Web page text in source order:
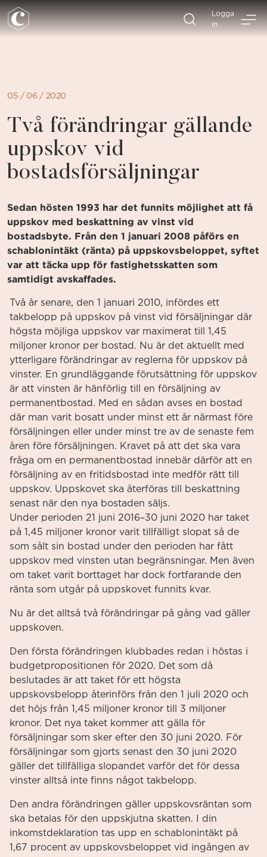
Direkt
till
sidans
Logga
in
05 / 06 / 2020
Två förändringar gällande
uppskov vid
bostadsförsäljningar
Sedan hösten 1993 har det funnits möjlighet att få
uppskov med beskattning av vinst vid
bostadsbyte. Från den 1 januari 2008 påförs en
schablonintäkt (ränta) på uppskovsbeloppet, syftet
var att täcka upp för fastighetsskatten som
samtidigt avskaffades.
Två år senare, den 1 januari 2010, infördes ett
takbelopp på uppskov på vinst vid försäljningar där
högsta möjliga uppskov var maximerat till 1,45
miljoner kronor per bostad. Nu är det aktuellt med
ytterligare förändringar av reglerna för uppskov på
vinster. En grundläggande förutsättning för uppskov
är att vinsten är hänförlig till en försäljning av
permanentbostad. Med en sådan avses en bostad
där man varit bosatt under minst ett år närmast före
försäljningen eller under minst tre av de senaste fem
åren före försäljningen. Kravet på att det ska vara
fråga om en permanentbostad innebär därför att en
försäljning av en fritidsbostad inte medför rätt till
uppskov. Uppskovet ska återföras till beskattning
senast när den nya bostaden säljs.
Under perioden 21 juni 2016–30 juni 2020 har taket
på 1,45 miljoner kronor varit tillfälligt slopat så de
som sålt sin bostad under den perioden har fått
uppskov med vinsten utan begränsningar. Men även
om taket varit borttaget har dock fortfarande den
ränta som utgår på uppskovet funnits kvar.
Nu är det alltså två förändringar på gång vad gäller
uppskoven.
Den första förändringen klubbades redan i höstas i
budgetpropositionen för 2020. Det som då
beslutades är att taket för ett högsta
uppskovsbelopp återinförs från den 1 juli 2020 och
det höjs från 1,45 miljoner kronor till 3 miljoner
kronor. Det nya taket kommer att gälla för
försäljningar som sker efter den 30 juni 2020. För
försäljningar som gjorts senast den 30 juni 2020
gäller det tillfälliga slopandet varför det för dessa
vinster alltså inte finns något takbelopp.
Den andra förändringen gäller uppskovsräntan som
ska betalas för den uppskjutna skatten. I din
inkomstdeklaration tas upp en schablonintäkt på
1,67 procent av uppskovsbeloppet vid ingången av